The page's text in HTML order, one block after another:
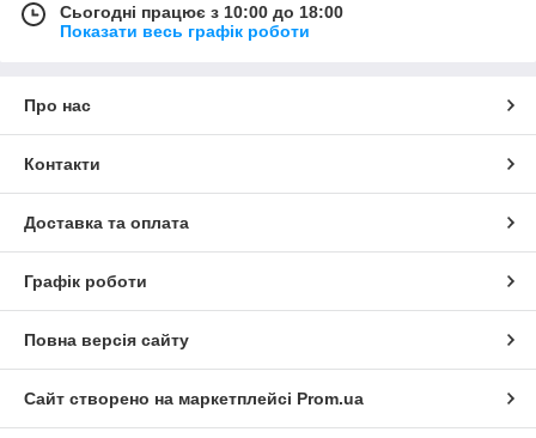
Сьогодні працює з 10:00 до 18:00
Показати весь графік роботи
Про нас
Контакти
Доставка та оплата
Графік роботи
Повна версія сайту
Сайт створено на маркетплейсі Prom.ua